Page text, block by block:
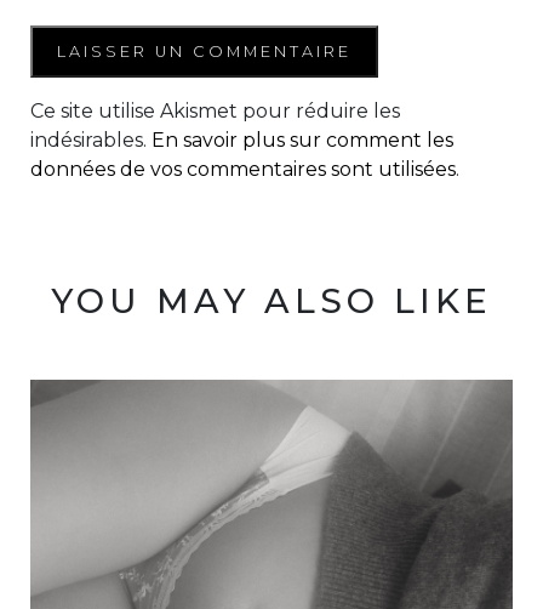
Ce site utilise Akismet pour réduire les
indésirables. En savoir plus sur comment les
données de vos commentaires sont utilisées.
YOU MAY ALSO LIKE